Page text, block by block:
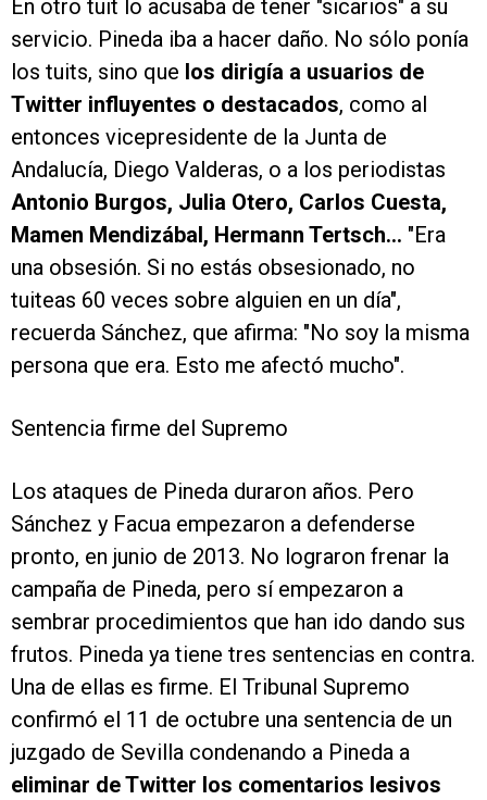
En otro tuit lo acusaba de tener "sicarios" a su
servicio. Pineda iba a hacer daño. No sólo ponía
los tuits, sino que los dirigía a usuarios de
Twitter influyentes o destacados, como al
entonces vicepresidente de la Junta de
Andalucía, Diego Valderas, o a los periodistas
Antonio Burgos, Julia Otero, Carlos Cuesta,
Mamen Mendizábal, Hermann Tertsch... "Era
una obsesión. Si no estás obsesionado, no
tuiteas 60 veces sobre alguien en un día",
recuerda Sánchez, que afirma: "No soy la misma
persona que era. Esto me afectó mucho".
Sentencia firme del Supremo
Los ataques de Pineda duraron años. Pero
Sánchez y Facua empezaron a defenderse
pronto, en junio de 2013. No lograron frenar la
campaña de Pineda, pero sí empezaron a
sembrar procedimientos que han ido dando sus
frutos. Pineda ya tiene tres sentencias en contra.
Una de ellas es firme. El Tribunal Supremo
confirmó el 11 de octubre una sentencia de un
juzgado de Sevilla condenando a Pineda a
eliminar de Twitter los comentarios lesivos